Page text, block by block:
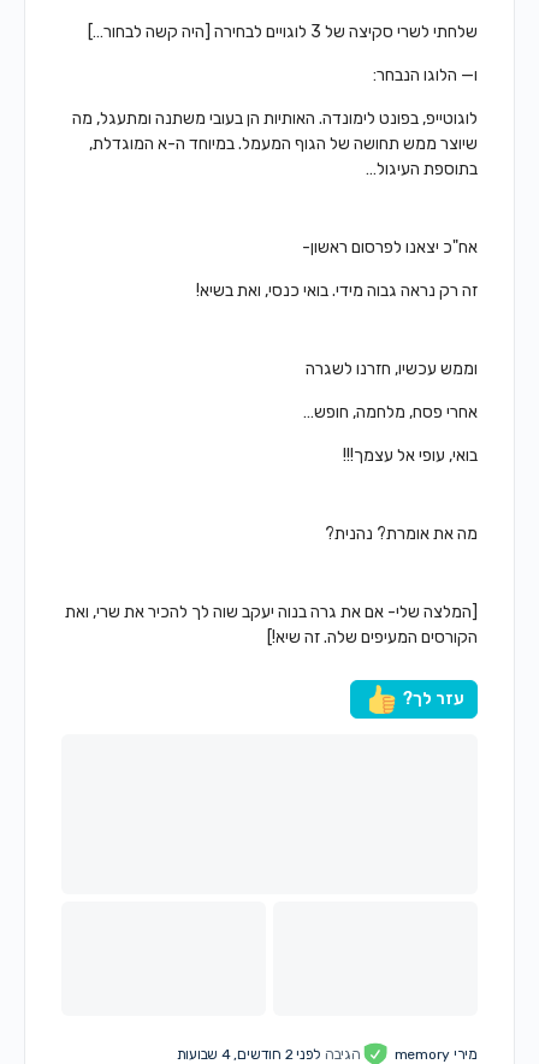
שלחתי לשרי סקיצה של 3 לוגויים לבחירה [היה קשה לבחור…]
ו— הלוגו הנבחר:
לוגוטייפ, בפונט לימונדה. האותיות הן בעובי משתנה ומתעגל, מה
שיוצר ממש תחושה של הגוף המעמל. במיוחד ה-א המוגדלת,
בתוספת העיגול…
אח"כ יצאנו לפרסום ראשון-
זה רק נראה גבוה מידי. בואי כנסי, ואת בשיא!
וממש עכשיו, חזרנו לשגרה
אחרי פסח, מלחמה, חופש…
בואי, עופי אל עצמך!!!
מה את אומרת? נהנית?
[המלצה שלי- אם את גרה בנוה יעקב שוה לך להכיר את שרי, ואת
הקורסים המעיפים שלה. זה שיא!]
עזר לך?
מירי memory הגיבה לפני 2 חודשים, 4 שבועות